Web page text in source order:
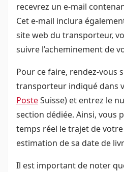
recevrez un e-mail
Cet e-mail inclura
site web du transporteur,
suivre l’acheminement de
Pour ce faire, rendez-vous
transporteur indiqué dans
PosteSuisse) et entrez le
section dédiée. Ainsi, vous
temps réel le trajet de
estimation de sa date de
Il est important de noter